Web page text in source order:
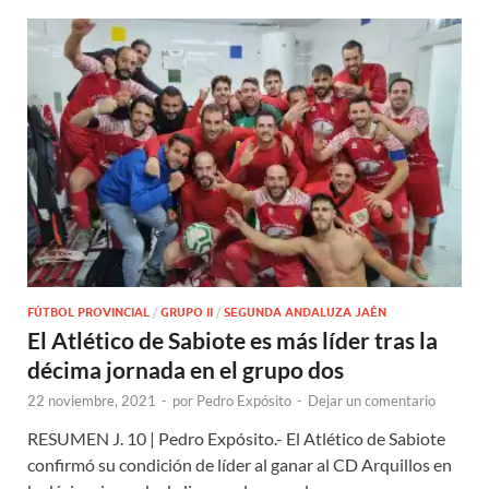
FÚTBOL PROVINCIAL / GRUPO II / SEGUNDA ANDALUZA JAÉN
El Atlético de Sabiote es más líder tras la
décima jornada en el grupo dos
22 noviembre, 2021 - por Pedro Expósito - Dejar un comentario
RESUMEN J. 10 | Pedro Expósito.- El Atlético de Sabiote
confirmó su condición de líder al ganar al CD Arquillos en